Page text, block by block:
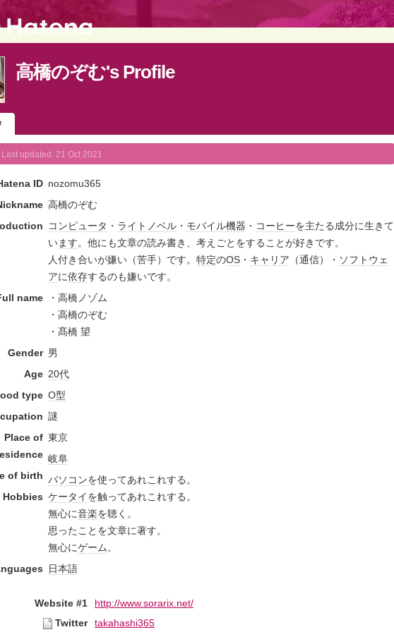
高橋のぞむ's Profile
Last updated: 21 Oct 2021
ID nozomu365
高橋のぞむ
コンピュータ ・ ライトノベル ・ モバイル機器 ・ コーヒーを主たる成分に生きて
います。他にも文章の読み書き、考えごとをすることが好きです。
人付き合いが嫌い（苦手）です。 特定のOS ・ キャリア （通信）・ ソフトウェ
アに依存するのも嫌いです。
name
・高橋ノゾム
・高橋のぞむ
・髙橋 望
Gender 男
Age 20代
type O型
謎
Place of 東京
of birth
岐阜
Hobbies
パソコンを使ってあれこれする。
ケータイを触ってあれこれする。
無心に音楽を聴く。
思ったことを文章に著す。
無心にゲーム。
日本語
Website #1
http://www.sorarix.net/
Twitter
takahashi365